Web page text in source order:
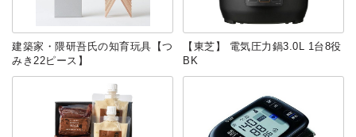
建築家・隈研吾氏の知育玩具【つ
みき22ピース】
【東芝】 電気圧力鍋3.0L 1台8役
BK